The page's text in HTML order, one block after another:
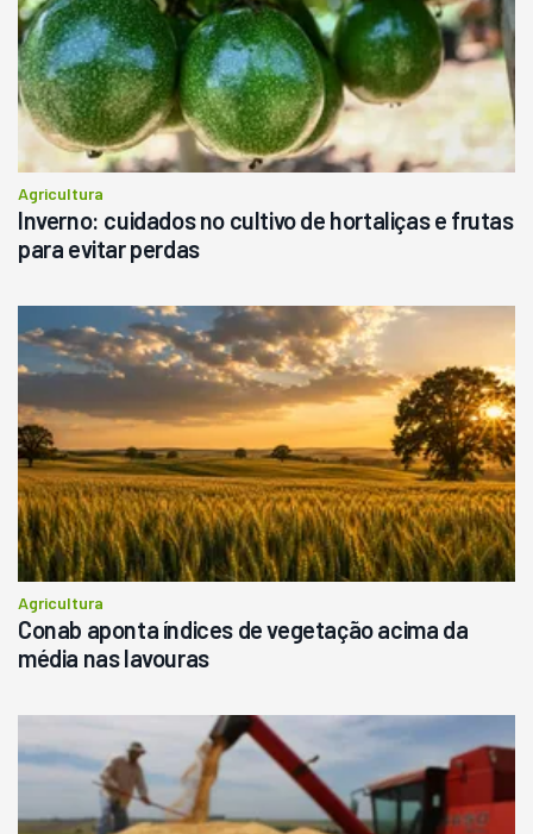
Consultar
Agricultura
Inverno: cuidados no cultivo de hortaliças e frutas
para evitar perdas
Agricultura
Conab aponta índices de vegetação acima da
média nas lavouras